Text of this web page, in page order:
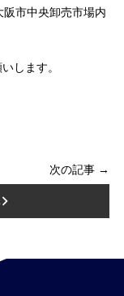
市中央卸売市場内
します。
次の記事 →